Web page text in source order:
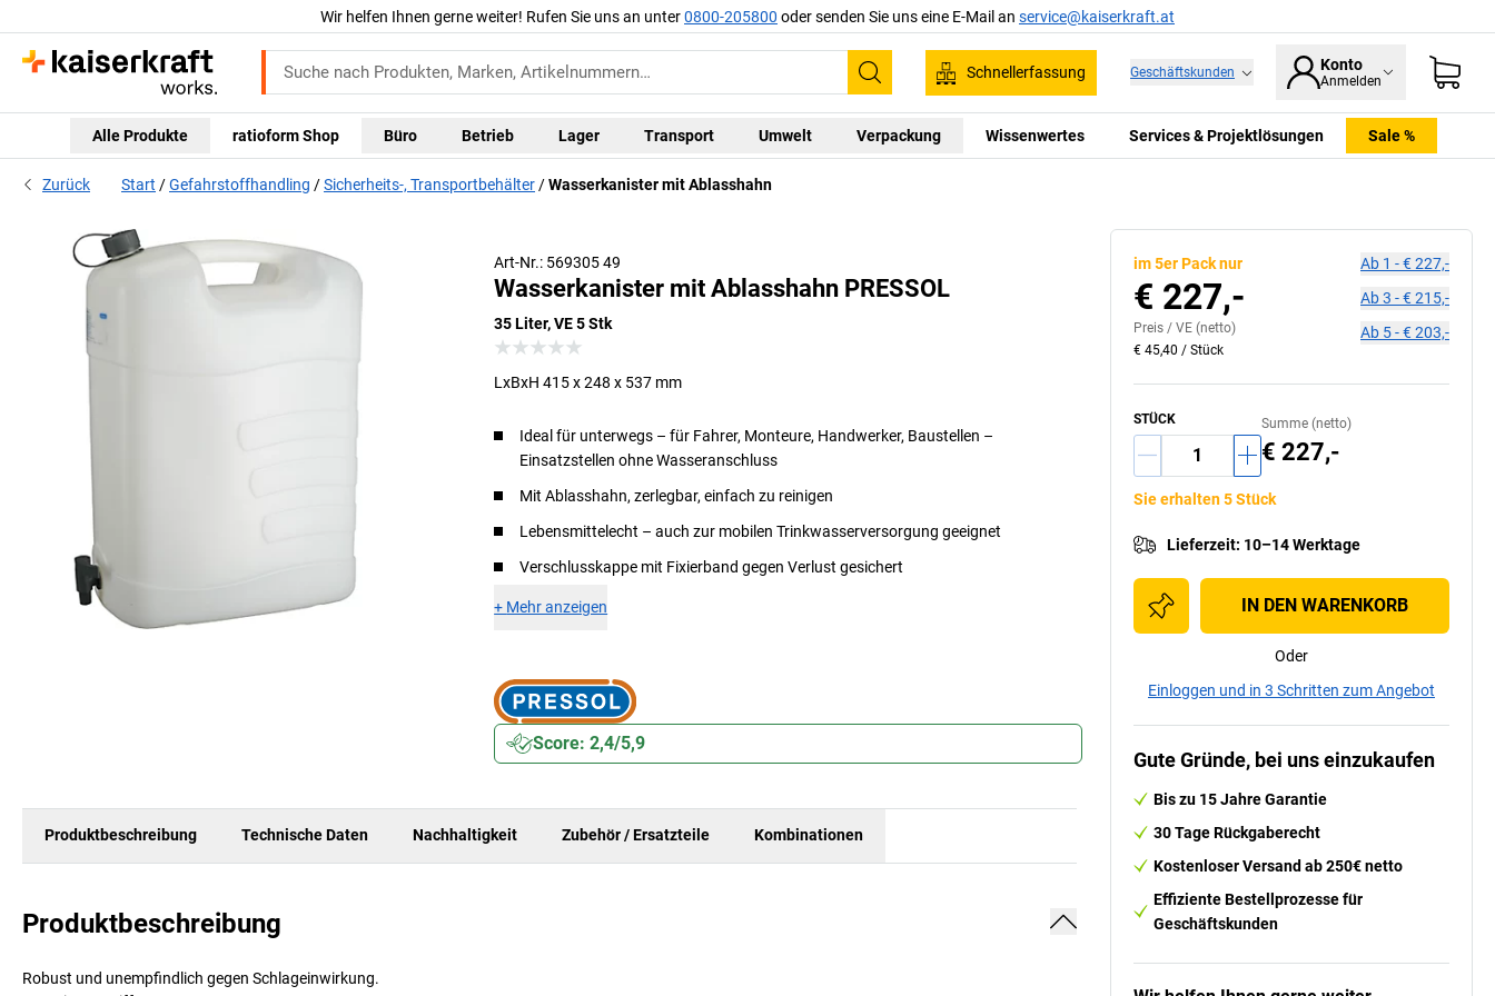
Wir helfen Ihnen gerne weiter! Rufen Sie uns an unter0800-205800 oder senden Sie uns eine E-Mail an service@kaiserkraft.at
Suchen
Schnellerfassung Geschäftskunden Konto
Anmelden
Alle Produkte ratioform Shop Büro Betrieb Lager Transport Umwelt Verpackung Wissenwertes Services & Projektlösungen Sale %
Zurück Start Gefahrstoffhandling Sicherheits-, Transportbehälter Wasserkanister mit Ablasshahn
Art-Nr.: 569305 49
Wasserkanister mit Ablasshahn PRESSOL
35 Liter, VE 5 Stk
LxBxH 415 x 248 x 537 mm
Ideal für unterwegs – für Fahrer, Monteure, Handwerker, Baustellen –
Einsatzstellen ohne Wasseranschluss
Mit Ablasshahn, zerlegbar, einfach zu reinigen
Lebensmittelecht – auch zur mobilen Trinkwasserversorgung geeignet
Verschlusskappe mit Fixierband gegen Verlust gesichert
+ Mehr anzeigen
Score: 2,4/5,9
Produktbeschreibung Technische Daten Nachhaltigkeit Zubehör / Ersatzteile Kombinationen
Produktbeschreibung
Robust und unempfindlich gegen Schlageinwirkung.
im 5er Pack nur
€ 227,-
Preis / VE (netto)
€ 45,40 / Stück
Ab 1 -€ 227,-
Ab3 -€ 215,-
Ab 5-€ 203,-
STÜCK Summe (netto)
€ 227,-
Sie erhalten 5 Stück
Lieferzeit: 10–14 Werktage
IN DEN WARENKORB
Oder
Einloggen und in 3 Schritten zum Angebot
Gute Gründe, bei uns einzukaufen
Bis zu 15 Jahre Garantie
30 Tage Rückgaberecht
Kostenloser Versand ab 250€ netto
Effiziente Bestellprozesse für
Geschäftskunden